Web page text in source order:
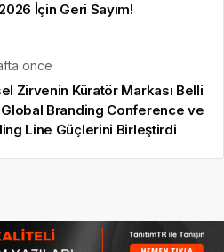
İçin Geri Sayım!
önce
Zirvenin Küratör Markası Belli
Global Branding Conference ve
Line Güçlerini Birleştirdi